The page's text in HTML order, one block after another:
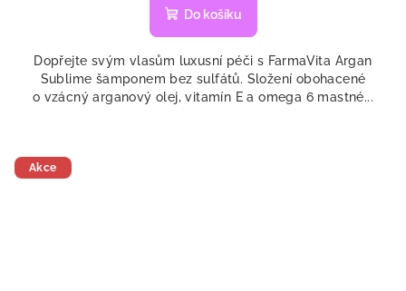
produktu
z
5
hvězdiček.
Do košíku
Dopřejte svým vlasům luxusní péči s FarmaVita Argan
Sublime šamponem bez sulfátů. Složení obohacené
o vzácný arganový olej, vitamín E a omega 6 mastné...
Akce